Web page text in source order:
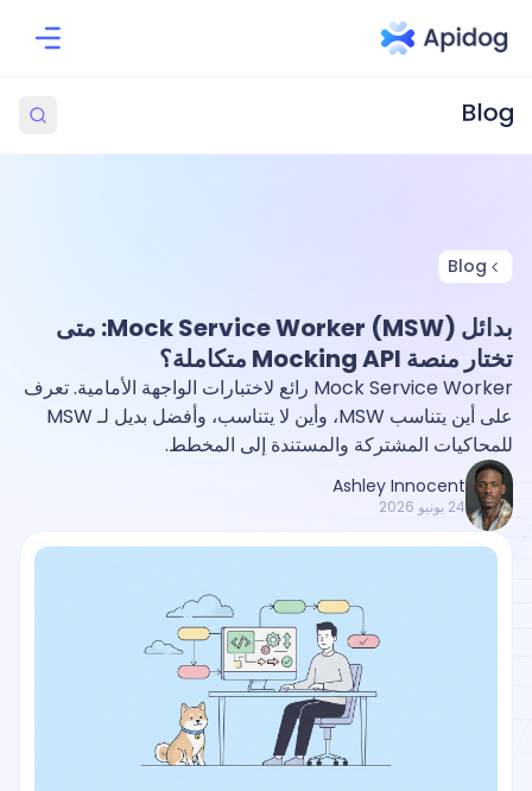
Blog
بدائل Mock Service Worker (MSW): متى
تختار منصة Mocking API متكاملة؟
Mock Service Worker رائع لاختبارات الواجهة الأمامية. تعرف
على أين يتناسب MSW، وأين لا يتناسب، وأفضل بديل لـ MSW
للمحاكيات المشتركة والمستندة إلى المخطط.
Ashley Innocent
24 يونيو 2026